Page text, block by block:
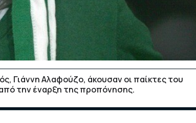
Γιάννη Αλαφούζο, άκουσαν οι παίκτες του
την έναρξη της προπόνησης.